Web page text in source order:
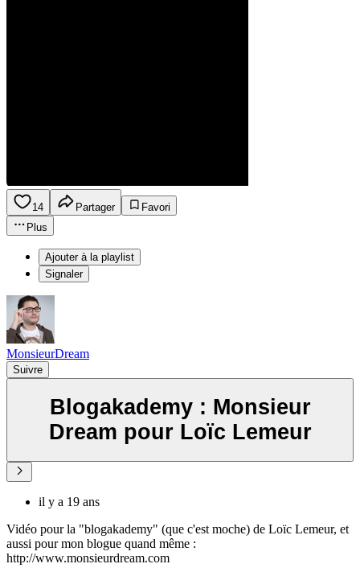
14 Partager
Favori
Plus
Ajouter à la playlist
Signaler
MonsieurDream
Suivre
Blogakademy : Monsieur
Dream pour Loïc Lemeur
il y a 19 ans
Vidéo pour la "blogakademy" (que c'est moche) de Loïc Lemeur, et
aussi pour mon blogue quand même :
http://www.monsieurdream.com